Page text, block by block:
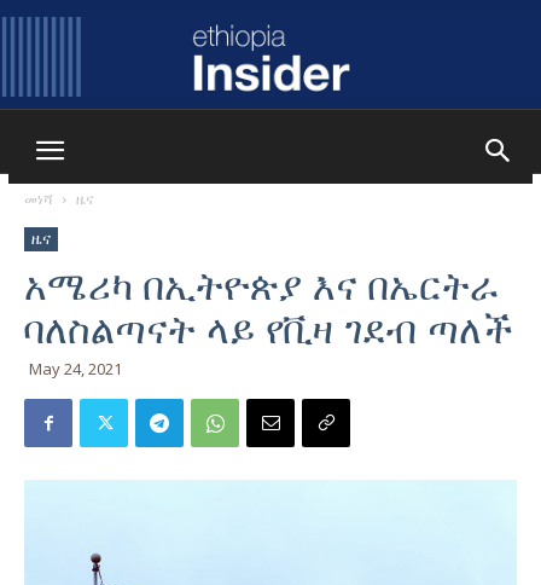
መነሻ ዜና
ዜና
አሜሪካ በኢትዮጵያ እና በኤርትራ
ባለስልጣናት ላይ የቪዛ ገደብ ጣለች
May 24, 2021